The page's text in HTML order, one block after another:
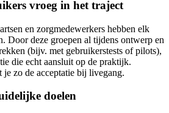
vroeg in het traject
en zorgmedewerkers hebben elk
Door deze groepen al tijdens ontwerp en
(bijv. met gebruikerstests of pilots),
die echt aansluit op de praktijk.
zo de acceptatie bij livegang.
doelen